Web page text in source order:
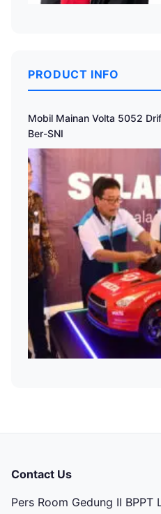
PRODUCT INFO
Mobil Mainan Volta 5052
Ber-SNI
Contact Us
Pers Room Gedung II BPPT